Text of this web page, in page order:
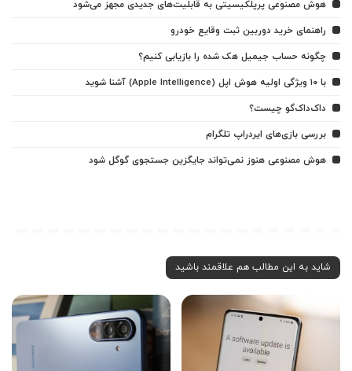
هوش مصنوعی پرپلکیسیتی به قابلیت‌های جدیدی مجهز می‌شود
راهنمای خرید دوربین ثبت وقایع خودرو
چگونه حساب جیمیل هک شده را بازیابی کنیم؟
با ۱۰ ویژگی اولیه هوش اپل (Apple Intelligence) آشنا شوید
داک‌داک‌گو چیست؟
بررسی بازی‌های ایردراپ تلگرام
هوش مصنوعی هنوز نمی‌تواند جایگزین جستجوی گوگل شود
شاید به این مطالب هم علاقمند باشید